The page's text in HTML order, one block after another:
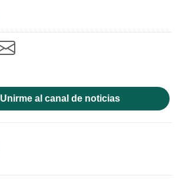
Unirme al canal de noticias